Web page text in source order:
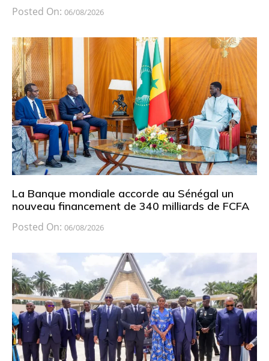
Posted On: 06/08/2026
La Banque mondiale accorde au Sénégal un
nouveau financement de 340 milliards de FCFA
Posted On: 06/08/2026